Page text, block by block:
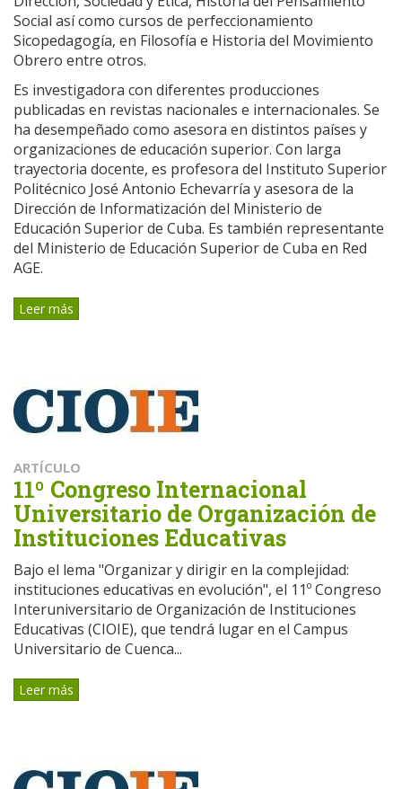
Social así como cursos de perfeccionamiento
Sicopedagogía, en Filosofía e Historia del Movimiento
Obrero entre otros.
Es investigadora con diferentes producciones
publicadas en revistas nacionales e internacionales. Se
ha desempeñado como asesora en distintos países y
organizaciones de educación superior. Con larga
trayectoria docente, es profesora del Instituto Superior
Politécnico José Antonio Echevarría y asesora de la
Dirección de Informatización del Ministerio de
Educación Superior de Cuba. Es también representante
del Ministerio de Educación Superior de Cuba en Red
AGE.
Leer más
ARTÍCULO
11º Congreso Internacional
Universitario de Organización de
Instituciones Educativas
Bajo el lema "Organizar y dirigir en la complejidad:
instituciones educativas en evolución", el 11º Congreso
Interuniversitario de Organización de Instituciones
Educativas (CIOIE), que tendrá lugar en el Campus
Universitario de Cuenca...
Leer más